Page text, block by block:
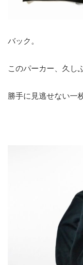
バック。
このパーカー、久し
勝手に見逃せない一